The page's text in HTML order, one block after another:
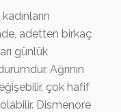
adetten birkaç
günlük
Ağrının
çok hafif
Dismenore